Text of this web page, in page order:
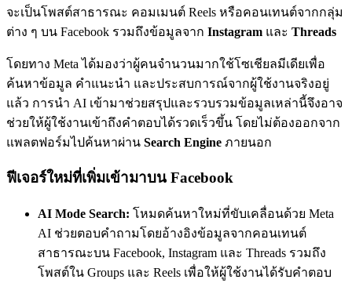
จะเป็นโพสต์สาธารณะ คอมเมนต์ Reels หรือคอนเทนต์จากกลุ่ม
ต่าง ๆ บน Facebook รวมถึงข้อมูลจาก Instagram และ Threads
โดยทาง Meta ได้มองว่าผู้คนจำนวนมากใช้โซเชียลมีเดียเพื่อ
ค้นหาข้อมูล คำแนะนำ และประสบการณ์จากผู้ใช้งานจริงอยู่
แล้ว การนำ AI เข้ามาช่วยสรุปและรวบรวมข้อมูลเหล่านี้จึงอาจ
ช่วยให้ผู้ใช้งานเข้าถึงคำตอบได้รวดเร็วขึ้น โดยไม่ต้องออกจาก
แพลตฟอร์มไปค้นหาผ่าน Search Engine ภายนอก
ฟีเจอร์ใหม่ที่เพิ่มเข้ามาบน Facebook
AI Mode Search: โหมดค้นหาใหม่ที่ขับเคลื่อนด้วย Meta
AI ช่วยตอบคำถามโดยอ้างอิงข้อมูลจากคอนเทนต์
สาธารณะบน Facebook, Instagram และ Threads รวมถึง
โพสต์ใน Groups และ Reels เพื่อให้ผู้ใช้งานได้รับคำตอบ